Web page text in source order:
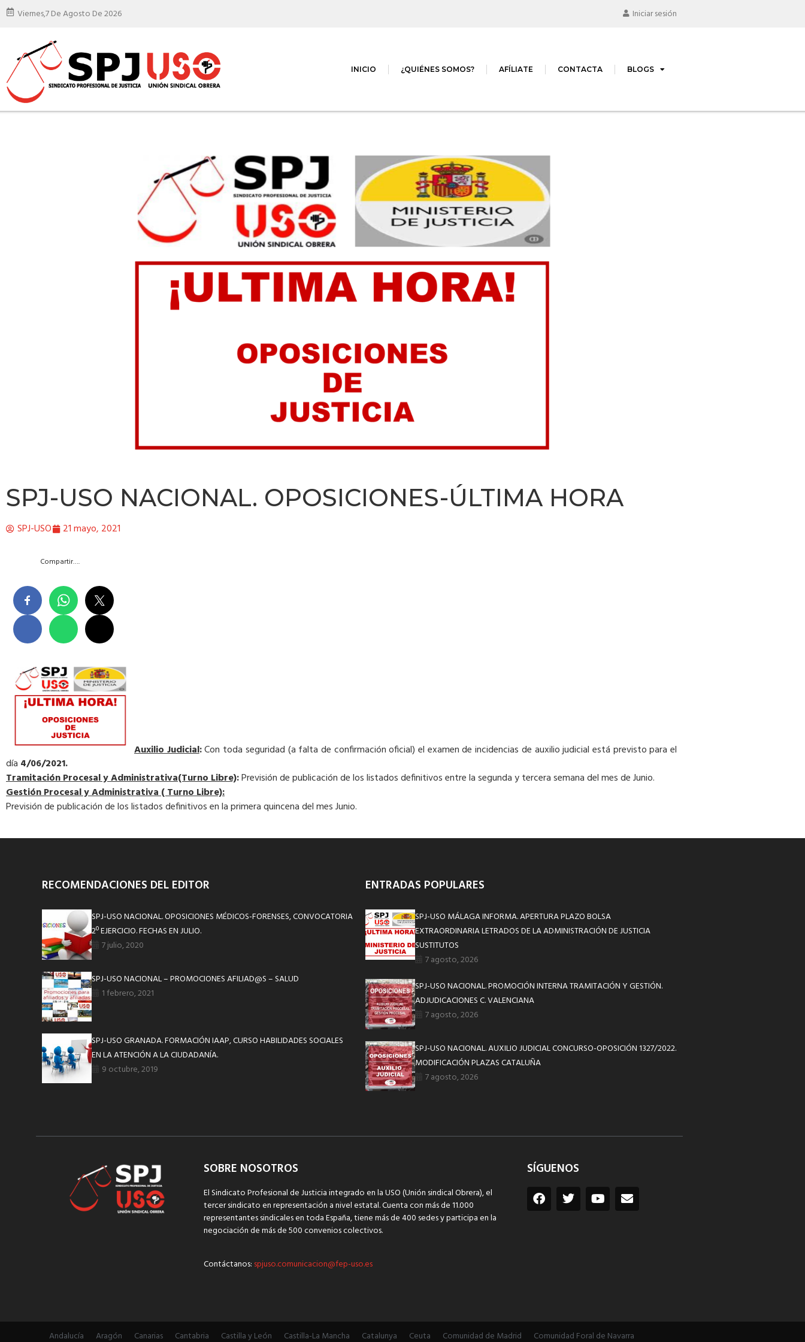
Viernes,7 De Agosto De 2026 Iniciar sesión
INICIO ¿QUIÉNES SOMOS? AFÍLIATE CONTACTA BLOGS
SPJ-USO NACIONAL. OPOSICIONES-ÚLTIMA HORA
SPJ-USO 21 mayo, 2021
Compartir….
Auxilio Judicial:Con toda seguridad (a falta de confirmación oficial) el examen de incidencias de auxilio judicial está previsto para el
día 4/06/2021.
Tramitación Procesal y Administrativa(Turno Libre):Previsión de publicación de los listados definitivos entre la segunda y tercera semana del mes de Junio.
Gestión Procesal y Administrativa ( Turno Libre):
Previsión de publicación de los listados definitivos en la primera quincena del mes Junio.
RECOMENDACIONES DEL EDITOR
SPJ-USO NACIONAL. OPOSICIONES MÉDICOS-FORENSES, CONVOCATORIA
2º EJERCICIO. FECHAS EN JULIO.
7 julio, 2020
SPJ-USO NACIONAL – PROMOCIONES AFILIAD@S – SALUD
1 febrero, 2021
SPJ-USO GRANADA. FORMACIÓN IAAP, CURSO HABILIDADES SOCIALES
EN LA ATENCIÓN A LA CIUDADANÍA.
9 octubre, 2019
ENTRADAS POPULARES
SPJ-USO MÁLAGA INFORMA. APERTURA PLAZO BOLSA
EXTRAORDINARIA LETRADOS DE LA ADMINISTRACIÓN DE JUSTICIA
SUSTITUTOS
7 agosto, 2026
SPJ-USO NACIONAL. PROMOCIÓN INTERNA TRAMITACIÓN Y GESTIÓN.
ADJUDICACIONES C. VALENCIANA
7 agosto, 2026
SPJ-USO NACIONAL. AUXILIO JUDICIAL CONCURSO-OPOSICIÓN 1327/2022.
MODIFICACIÓN PLAZAS CATALUÑA
7 agosto, 2026
SOBRE NOSOTROS
El Sindicato Profesional de Justicia integrado en la USO (Unión sindical Obrera), el
tercer sindicato en representación a nivel estatal. Cuenta con más de 11.000
representantes sindicales en toda España, tiene más de 400 sedes y participa en la
negociación de más de 500 convenios colectivos.
Contáctanos: spjuso.comunicacion@fep-uso.es
SÍGUENOS
Andalucía Aragón Canarias Cantabria Castilla y León Castilla-La Mancha Catalunya Ceuta Comunidad de Madrid Comunidad Foral de Navarra